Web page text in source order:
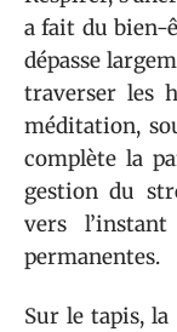
a fait du bien-
dépasse
traverser les
méditation,
complète la
gestion du
vers
permanentes.
Sur le tapis,